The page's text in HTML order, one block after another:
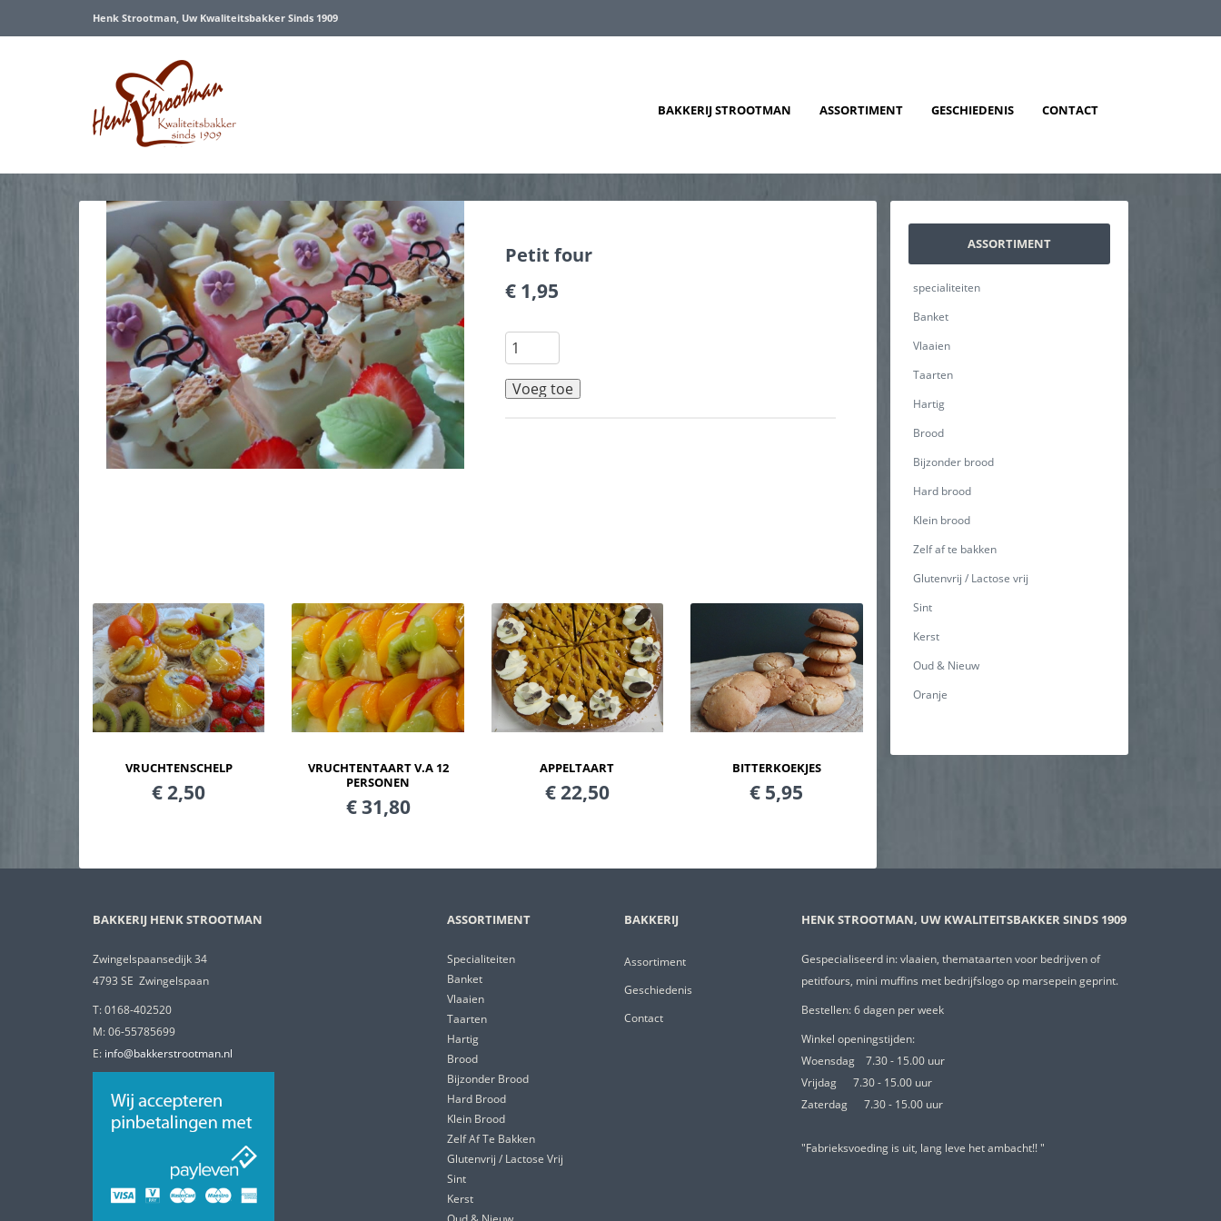
Henk Strootman, Uw Kwaliteitsbakker Sinds 1909
BAKKERIJ STROOTMAN ASSORTIMENT GESCHIEDENIS CONTACT
Petit four
€ 1,95
VRUCHTENSCHELP
€ 2,50
VRUCHTENTAART V.A 12
PERSONEN
€ 31,80
APPELTAART
€ 22,50
BITTERKOEKJES
€ 5,95
ASSORTIMENT
specialiteiten
Banket
Vlaaien
Taarten
Hartig
Brood
Bijzonder brood
Hard brood
Klein brood
Zelf af te bakken
Glutenvrij / Lactose vrij
Sint
Kerst
Oud & Nieuw
Oranje
BAKKERIJ HENK STROOTMAN
Zwingelspaansedijk 34
4793 SE Zwingelspaan
T: 0168-402520
M: 06-55785699
E: info@bakkerstrootman.nl
ASSORTIMENT
Specialiteiten
Banket
Vlaaien
Taarten
Hartig
Brood
Bijzonder Brood
Hard Brood
Klein Brood
Zelf Af Te Bakken
Glutenvrij / Lactose Vrij
Sint
Kerst
BAKKERIJ
Assortiment
Geschiedenis
Contact
HENK STROOTMAN, UW KWALITEITSBAKKER SINDS 1909
Gespecialiseerd in: vlaaien, themataarten voor bedrijven of
petitfours, mini muffins met bedrijfslogo op marsepein geprint.
Bestellen: 6 dagen per week
Winkel openingstijden:
Woensdag 7.30 - 15.00 uur
Vrijdag 7.30 - 15.00 uur
Zaterdag 7.30 - 15.00 uur
"Fabrieksvoeding is uit, lang leve het ambacht!! "